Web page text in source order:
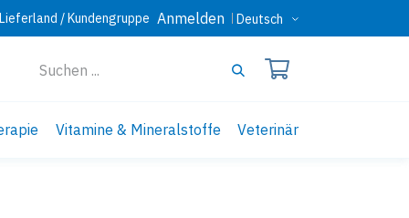
Lieferland / Kundengruppe Anmelden Deutsch
Vitamine & Mineralstoffe Veterinär